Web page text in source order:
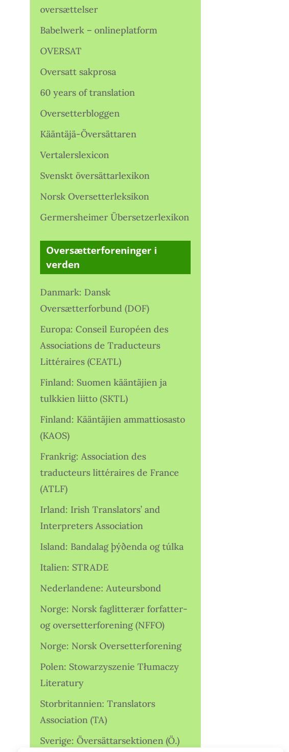
oversættelser
Babelwerk – onlineplatform
OVERSAT
Oversatt sakprosa
60 years of translation
Oversetterbloggen
Kääntäjä-Översättaren
Vertalerslexicon
Svenskt översättarlexikon
Norsk Oversetterleksikon
Germersheimer Übersetzerlexikon
Oversætterforeninger i
verden
Danmark: Dansk
Oversætterforbund (DOF)
Europa: Conseil Européen des
Associations de Traducteurs
Littéraires (CEATL)
Finland: Suomen kääntäjien ja
tulkkien liitto (SKTL)
Finland: Kääntäjien ammattiosasto
(KAOS)
Frankrig: Association des
traducteurs littéraires de France
(ATLF)
Irland: Irish Translators’ and
Interpreters Association
Island: Bandalag þýðenda og túlka
Italien: STRADE
Nederlandene: Auteursbond
Norge: Norsk faglitterær forfatter-
og oversetterforening (NFFO)
Norge: Norsk Oversetterforening
Polen: Stowarzyszenie Tłumaczy
Literatury
Storbritannien: Translators
Association (TA)
Sverige: Översättarsektionen (Ö.)